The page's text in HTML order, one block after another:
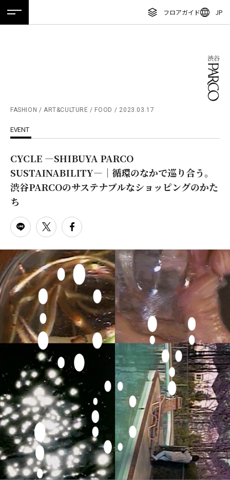
フロアガイド JP
ホーム 特集 ニュース イベント アクセス
ニュース
特集
TAX FREE
DELIVERY SERVICES
PARCOメンバーズ
リクルート
ENGLISH
ภาษาไทย
日本語
FASHION / ART&CULTURE / FOOD 2023.03.17
EVENT
CYCLE ―SHIBUYA PARCO
SUSTAINABILITY―｜循環のなかで巡り合う。
渋谷PARCOのサステナブルなショッピングのかた
ち